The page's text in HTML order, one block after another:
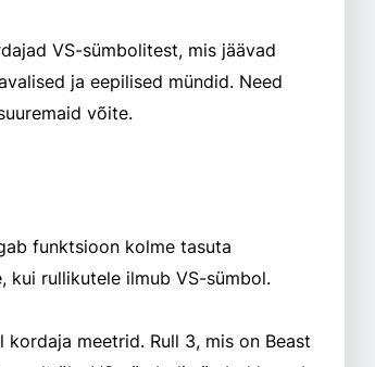
VS-sümbolitest, mis jäävad
ja eepilised mündid. Need
võite.
funktsioon kolme tasuta
kui rullikutele ilmub VS-sümbol.
kordaja meetrid. Rull 3, mis on Beast